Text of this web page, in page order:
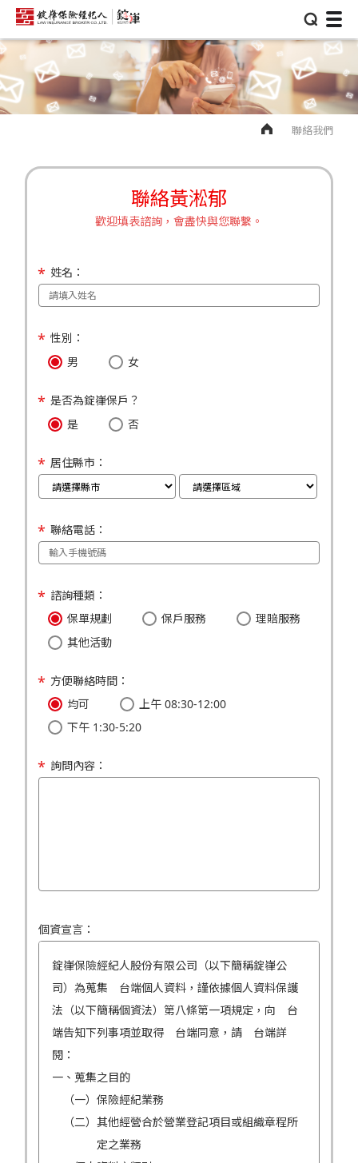
⌕
聯絡我們
聯絡黃淞郁
歡迎填表諮詢，會盡快與您聯繫。
姓名：
性別：
男
女
是否為錠嵂保戶？
是
否
居住縣市：
聯絡電話：
諮詢種類：
保單規劃
保戶服務
理賠服務
其他活動
方便聯絡時間：
均可
上午 08:30-12:00
下午 1:30-5:20
詢問內容：
個資宣言：
錠嵂保險經紀人股份有限公司（以下簡稱錠嵂公
司）為蒐集 台端個人資料，謹依據個人資料保護
法（以下簡稱個資法）第八條第一項規定，向 台
端告知下列事項並取得 台端同意，請 台端詳
閱：
一、蒐集之目的
（一）保險經紀業務
（二）其他經營合於營業登記項目或組織章程所
定之業務